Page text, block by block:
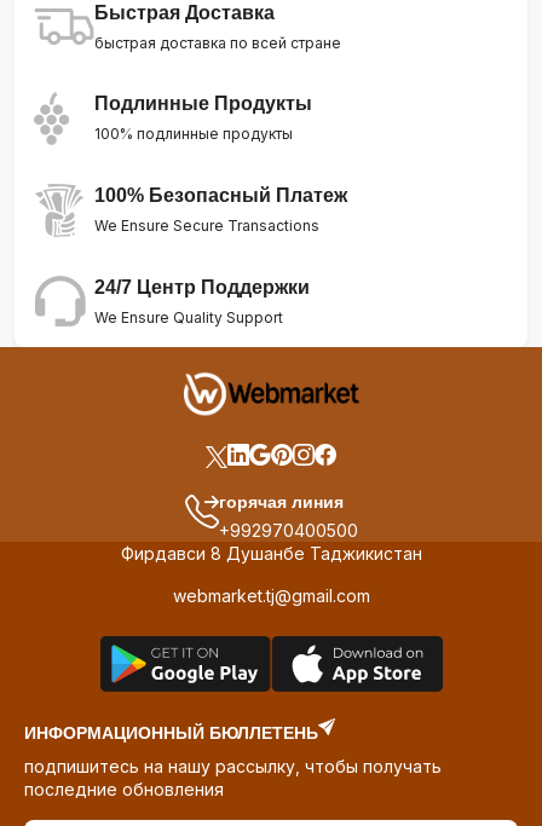
Быстрая Доставка
быстрая доставка по всей стране
Подлинные Продукты
100% подлинные продукты
100% Безопасный Платеж
We Ensure Secure Transactions
24/7 Центр Поддержки
We Ensure Quality Support
горячая линия
+992970400500
Фирдавси 8 Душанбе Таджикистан
webmarket.tj@gmail.com
ИНФОРМАЦИОННЫЙ БЮЛЛЕТЕНЬ
подпишитесь на нашу рассылку, чтобы получать
последние обновления